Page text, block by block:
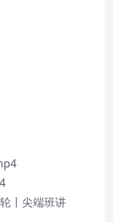
丨尖端班讲